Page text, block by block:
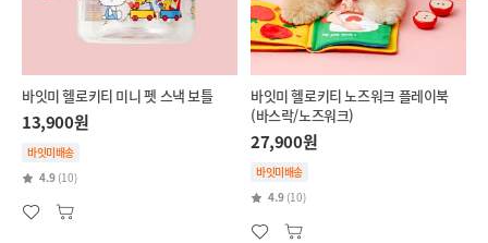
바잇미 헬로키티 미니 펫 스낵 보틀
13,900원
바잇미배송
4.9 (10)
바잇미 헬로키티 노즈워크 플레이북
(바스락/노즈워크)
27,900원
바잇미배송
4.9 (10)